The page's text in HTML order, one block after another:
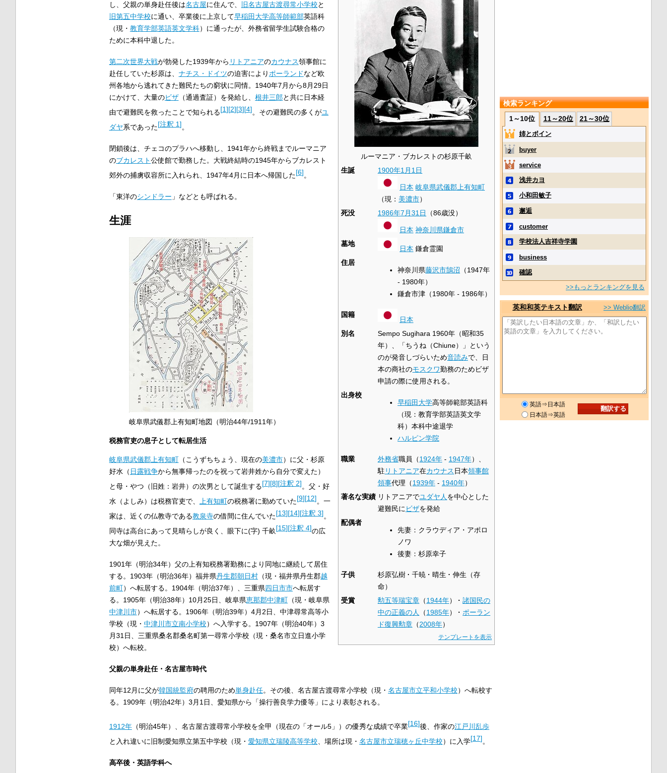
ルーマニア・ブカレストの杉原千畝
生誕
1900年1月1日
日本 岐阜県武儀郡上有知町
（現： 美濃市）
死没
1986年7月31日 （86歳没）
日本 神奈川県鎌倉市
墓地
日本 鎌倉霊園
住居
神奈川県藤沢市鵠沼 （1947年
- 1980年）
鎌倉市津（1980年 - 1986年）
国籍
日本
別名
Sempo Sugihara 1960年（昭和35
年）、「ちうね（Chiune）」という
のが発音しづらいため音読みで、日
本の商社のモスクワ勤務のためビザ
申請の際に使用される。
出身校
早稲田大学高等師範部英語科
（現：教育学部英語英文学
科）本科中途退学
ハルピン学院
職業 外務省職員（1924年 - 1947年）、
駐 リトアニア在カウナス 日本領事館
領事代理（1939年 - 1940年）
著名な実績 リトアニアでユダヤ人を中心とした
避難民にビザを発給
配偶者
先妻：クラウディア・アポロ
ノワ
後妻：杉原幸子
子供 杉原弘樹 千暁 晴生
伸生（存
命）
受賞
勲五等瑞宝章 （1944年）
諸国民の
中の正義の人
（1985年）
ポーラン
ド復興勲章 （2008年）
テンプレートを表示
し、父親の単身赴任後は名古屋に住んで、 旧名古屋古渡尋常小学校と
旧第五中学校に通い、卒業後に上京して早稲田大学高等師範部英語科
（現・ 教育学部英語英文学科）に通ったが、外務省留学生試験合格の
ために本科中退した。
第二次世界大戦が勃発した1939年から リトアニアのカウナス領事館に
赴任していた杉原は、 ナチス・ドイツの迫害によりポーランドなど欧
州各地から逃れてきた難民たちの窮状に同情。1940年7月から8月29日
にかけて、大量のビザ（通過査証）を発給し、 根井三郎と共に日本経
由で避難民を救ったことで知られる[1][2][3][4]。その避難民の多くがユ
ダヤ系であった[注釈 1]。
閉鎖後は、チェコのプラハへ移動し、1941年から終戦までルーマニア
のブカレスト公使館で勤務した。大戦終結時の1945年からブカレスト
郊外の捕虜収容所に入れられ、1947年4月に日本へ帰国した[6]。
「東洋のシンドラー 」などとも呼ばれる。
生涯
岐阜県武儀郡上有知町地図（明治44年/1911年）
税務官吏の息子として転居生活
岐阜県武儀郡上有知町（こうずちちょう、現在の美濃市）に父・杉原
好水（ 日露戦争から無事帰ったのを祝って岩井姓から自分で変えた）
と母・やつ（旧姓：岩井）の次男として誕生する[7][8][注釈 2]。父・好
水（よしみ）は税務官吏で、
上有知町の税務署に勤めていた[9][12]。一
家は、近くの仏教寺である教泉寺の借間に住んでいた[13][14][注釈 3]。
同寺は高台にあって見晴らしが良く、眼下に(字) 千畝[15][注釈 4]の広
大な畑が見えた。
1901年（明治34年）父の上有知税務署勤務により同地に継続して居住
する。1903年（明治36年）福井県丹生郡朝日村（現・福井県丹生郡越
前町）へ転居する。1904年（明治37年）、三重県四日市市へ転居す
る。1905年（明治38年）10月25日、岐阜県恵那郡中津町（現・岐阜県
中津川市）へ転居する。1906年（明治39年）4月2日、中津尋常高等小
学校（現・ 中津川市立南小学校）へ入学する。1907年（明治40年）3
月31日、三重県桑名郡桑名町第一尋常小学校（現・桑名市立日進小学
校）へ転校。
父親の単身赴任・名古屋市時代
同年12月に父が韓国統監府の聘用のため単身赴任。その後、名古屋古渡尋常小学校（現・ 名古屋市立平和小学校）へ転校す
る。1909年（明治42年）3月1日、愛知県から「操行善良学力優等」により表彰される。
1912年（明治45年）、名古屋古渡尋常小学校を全甲（現在の「オール5」）の優秀な成績で卒業[16]後、作家の江戸川乱歩
と入れ違いに旧制愛知県立第五中学校（現・ 愛知県立瑞陵高等学校 、場所は現・ 名古屋市立瑞穂ヶ丘中学校）に入学[17]。
高卒後・英語学科へ
検索ランキング
1～10位
11～20位 21～30位
姉とボイン
buyer
service
浅井カヨ
小和田敏子
邂逅
customer
学校法人吉祥寺学園
business
確認
>>もっとランキングを見る
英和和英テキスト翻訳 >> Weblio翻訳
英語⇒日本語
日本語⇒英語